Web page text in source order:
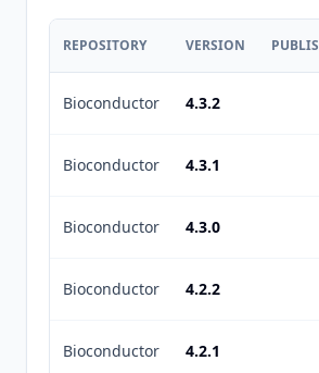
REPOSITORY VERSION
Bioconductor 4.3.2
Bioconductor 4.3.1
Bioconductor 4.3.0
Bioconductor 4.2.2
Bioconductor 4.2.1